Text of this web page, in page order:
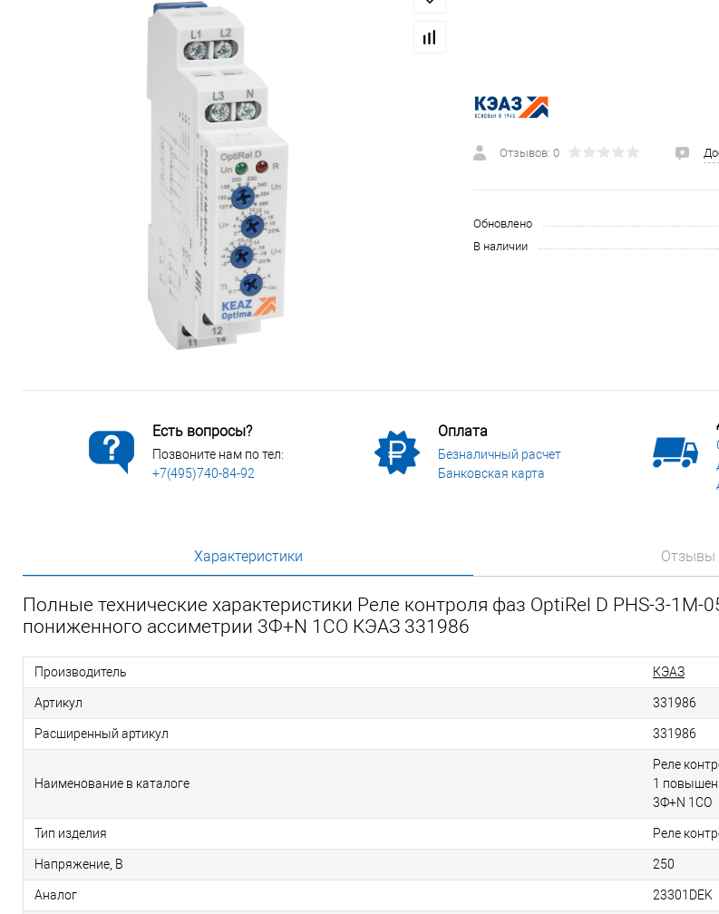
Сопутствующие товары
Электромонтажные изделия
Отзывов: 0
Обновлено
В наличии
Есть вопросы?
Позвоните нам по тел:
+7(495)740-84-92
Оплата
Безналичный расчет
Банковская карта
Характеристики Отзывы
Полные технические характеристики Реле контроля фаз OptiRel D PHS-3-
пониженного ассиметрии 3Ф+N 1СО КЭАЗ 331986
Производитель КЭАЗ
Артикул 331986
Расширенный артикул 331986
Наименование в каталоге
Реле
1
3Ф+N 1СО
Тип изделия Реле
Напряжение, В 250
Аналог 23301DEK